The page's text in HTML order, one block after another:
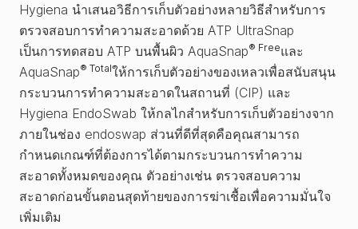
Hygiena นำเสนอวิธีการเก็บตัวอย่างหลายวิธีสำหรับการ
ตรวจสอบการทำความสะอาดด้วย ATP UltraSnap
เป็นการทดสอบ ATP บนพื้นผิว AquaSnap® Freeและ
AquaSnap® Totalให้การเก็บตัวอย่างของเหลวเพื่อสนับสนุน
กระบวนการทำความสะอาดในสถานที่ (CIP) และ
Hygiena EndoSwab ให้กลไกสำหรับการเก็บตัวอย่างจาก
ภายในช่อง endoswap ส่วนที่ดีที่สุดคือคุณสามารถ
กำหนดเกณฑ์ที่ต้องการได้ตามกระบวนการทำความ
สะอาดทั้งหมดของคุณ ตัวอย่างเช่น ตรวจสอบความ
สะอาดก่อนขั้นตอนสุดท้ายของการฆ่าเชื้อเพื่อความมั่นใจ
เพิ่มเติม